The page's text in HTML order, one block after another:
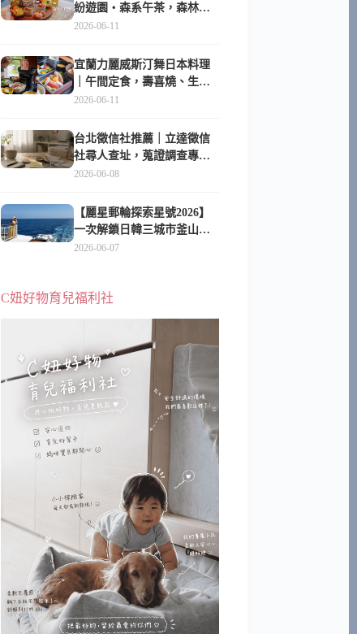
紛遊園・森系午茶，森林系
甜點超好拍
2026-06-11
宜蘭力麗威斯汀舞日本料理
｜午間定食，壽喜燒、生魚
片與日式包廂空間
2026-06-11
台北徵信社推薦｜立達徵信
社尋人查址，蒐證調查專家
陪你找回失聯的家人
2026-06-08
【麗星郵輪探索星號2026】
一次解鎖日韓三城市釜山、
長崎、那霸｜餐點升級、表
2026-06-07
C妞好物育兒福利社